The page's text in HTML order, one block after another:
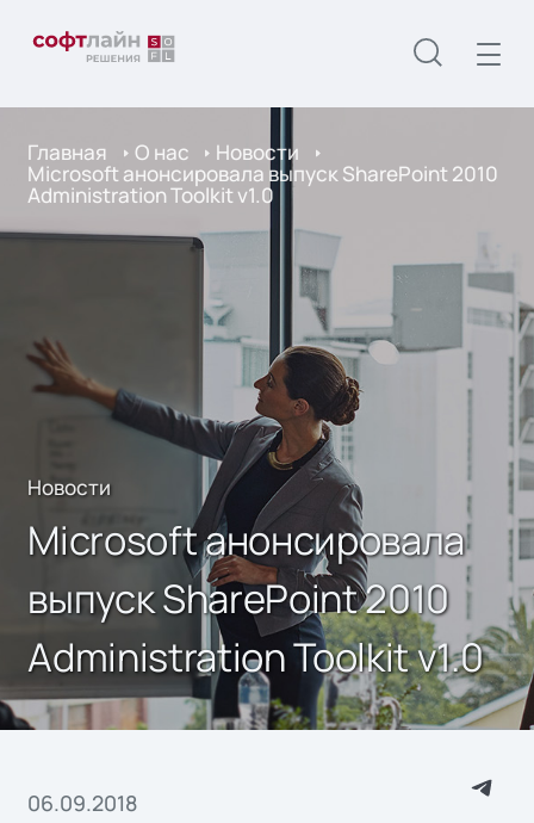
Главная О нас Новости
Microsoft анонсировала выпуск SharePoint 2010
Administration Toolkit v1.0
Новости
Microsoft анонсировала
выпуск SharePoint 2010
Administration Toolkit v1.0
06.09.2018